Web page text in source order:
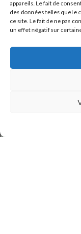
appareils. Le fait de
des données telles que le
ce site. Le fait de ne pas
un effet négatif sur